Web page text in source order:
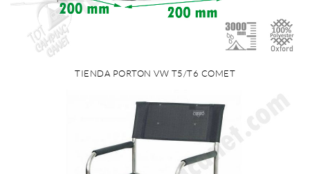
TIENDA PORTON VW T5/T6 COMET